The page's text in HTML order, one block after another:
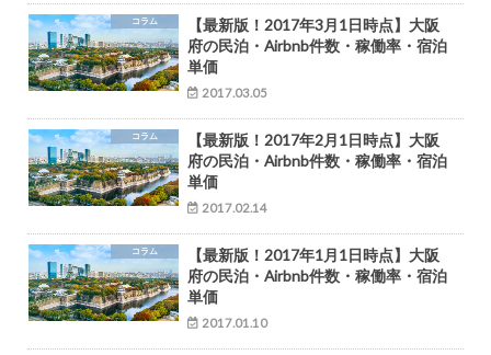
コラム
【最新版！2017年3月1日時点】大阪
府の民泊・Airbnb件数・稼働率・宿泊
単価
2017.03.05
コラム
【最新版！2017年2月1日時点】大阪
府の民泊・Airbnb件数・稼働率・宿泊
単価
2017.02.14
コラム
【最新版！2017年1月1日時点】大阪
府の民泊・Airbnb件数・稼働率・宿泊
単価
2017.01.10